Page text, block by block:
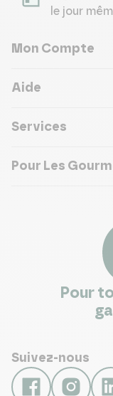
le jour
Mon Compte
Aide
Services
Pour Les
Pour
Suivez-nous